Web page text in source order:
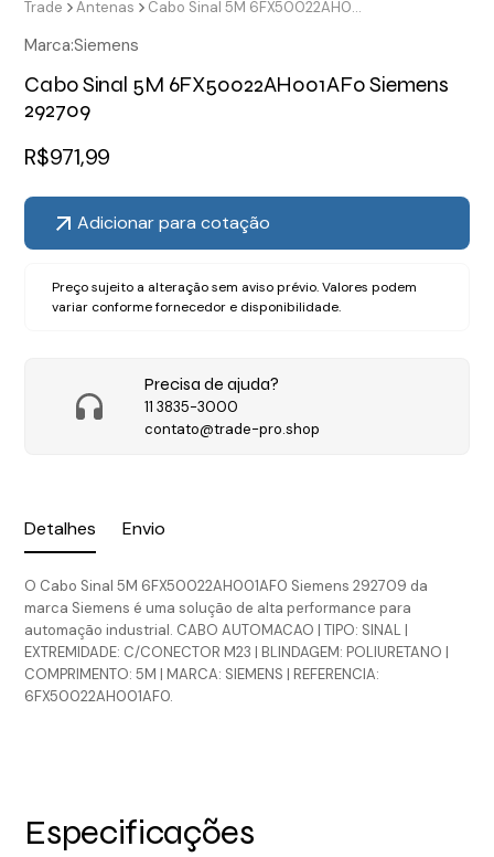
Detalhes Envio
O Cabo Sinal 5M 6FX50022AH001AF0 Siemens 292709 da
marca Siemens é uma solução de alta performance para
automação industrial. CABO AUTOMACAO | TIPO: SINAL |
EXTREMIDADE: C/CONECTOR M23 | BLINDAGEM: POLIURETANO |
COMPRIMENTO: 5M | MARCA: SIEMENS | REFERENCIA:
6FX50022AH001AF0.
Trade Antenas Cabo Sinal 5M 6FX50022AH001AF0 Siemens 292709
Marca:Siemens
Cabo Sinal 5M 6FX50022AH001AF0 Siemens
292709
R$971,99
Adicionar para cotação
Preço sujeito a alteração sem aviso prévio. Valores podem
variar conforme fornecedor e disponibilidade.
Precisa de ajuda?
11 3835-3000
contato@trade-pro.shop
Especificações